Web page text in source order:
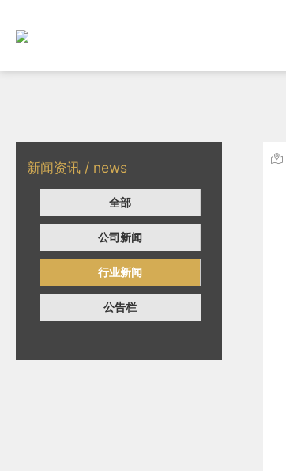
新闻资讯 / news
全部
公司新闻
行业新闻
公告栏